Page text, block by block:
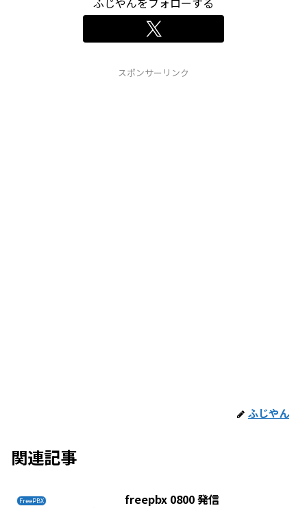
スポンサーリンク
ふじやん
関連記事
FreePBX freepbx 0800 発信